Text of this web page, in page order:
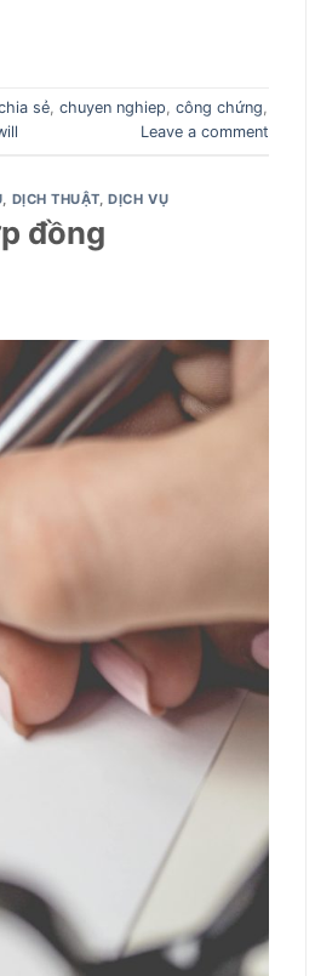
sẻ, chuyen nghiep, công chứng,
Leave a comment
, DỊCH THUẬT,DỊCH VỤ
đồng